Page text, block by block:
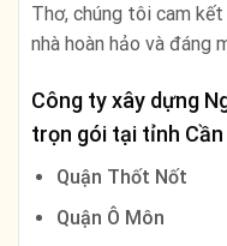
Thơ, chúng tôi cam
nhà hoàn hảo và đáng
Công ty xây dựng
trọn gói tại tỉnh
Quận Thốt Nốt
Quận Ô Môn